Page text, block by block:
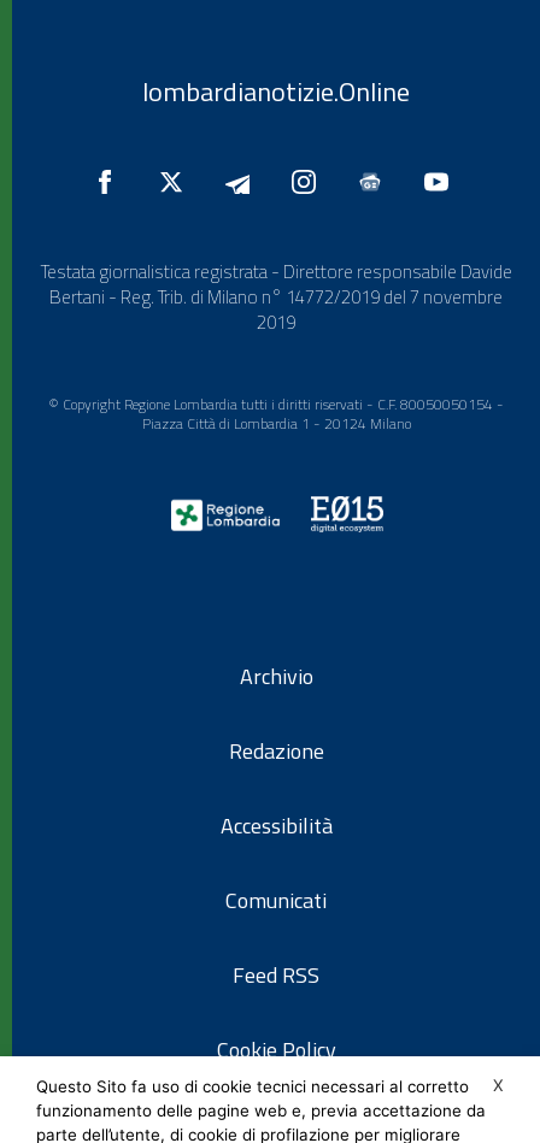
lombardianotizie.Online
Testata giornalistica registrata - Direttore responsabile Davide
Bertani - Reg. Trib. di Milano n° 14772/2019 del 7 novembre
2019
© Copyright Regione Lombardia tutti i diritti riservati - C.F. 80050050154 -
Piazza Città di Lombardia 1 - 20124 Milano
Archivio
Redazione
Accessibilità
Comunicati
Feed RSS
Cookie Policy
Informativa privacy
X
Questo Sito fa uso di cookie tecnici necessari al corretto
funzionamento delle pagine web e, previa accettazione da
parte dell’utente, di cookie di profilazione per migliorare